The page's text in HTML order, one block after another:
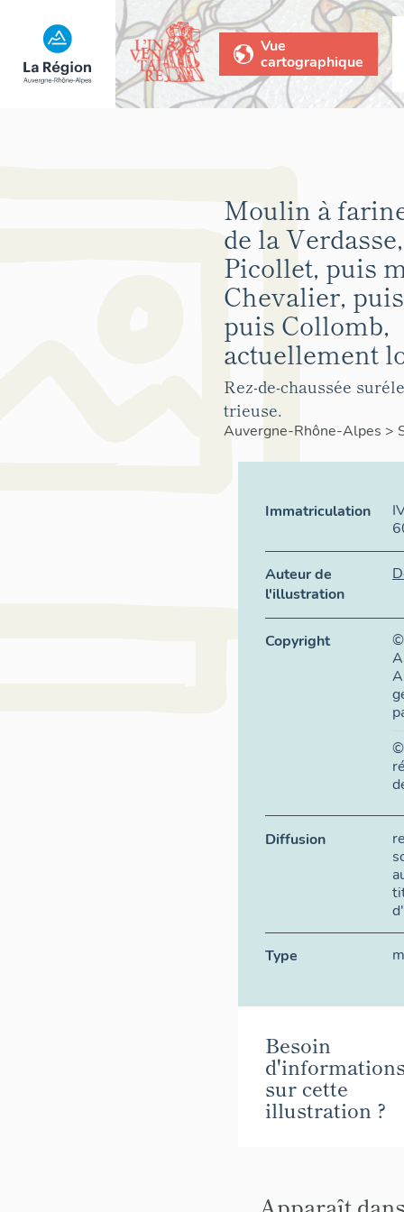
Vue
cartographique
Moulin à
de la
Picollet, puis
Chevalier,
puis Collomb,
actuellement
Rez-de-chaussée
trieuse.
Auvergne-Rhône-Alpes >
Immatriculation
Auteur de
l'illustration
Copyright
©
Diffusion
Type
Besoin
sur cette
illustration ?